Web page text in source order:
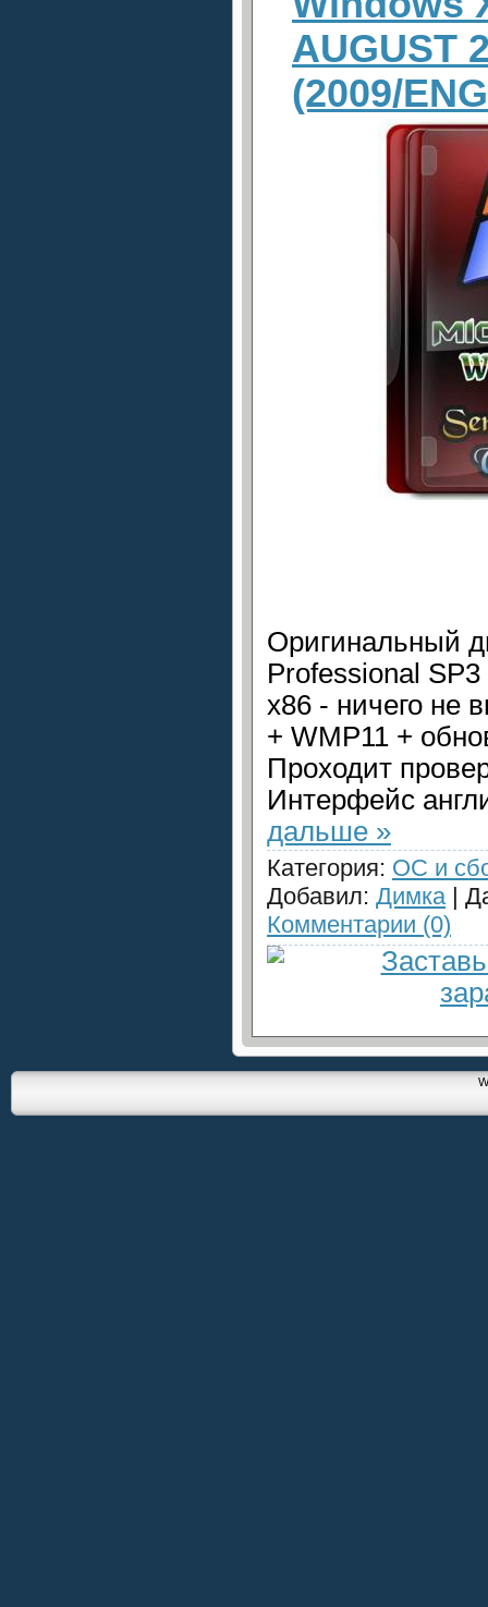
AUGUST
(2009/
Оригинальный
Professional
x86 - ничего не
+ WMP11 +
Проходит
Интерфейс
дальше »
Категория: ОС и
Добавил: Димка |
Комментарии (0)